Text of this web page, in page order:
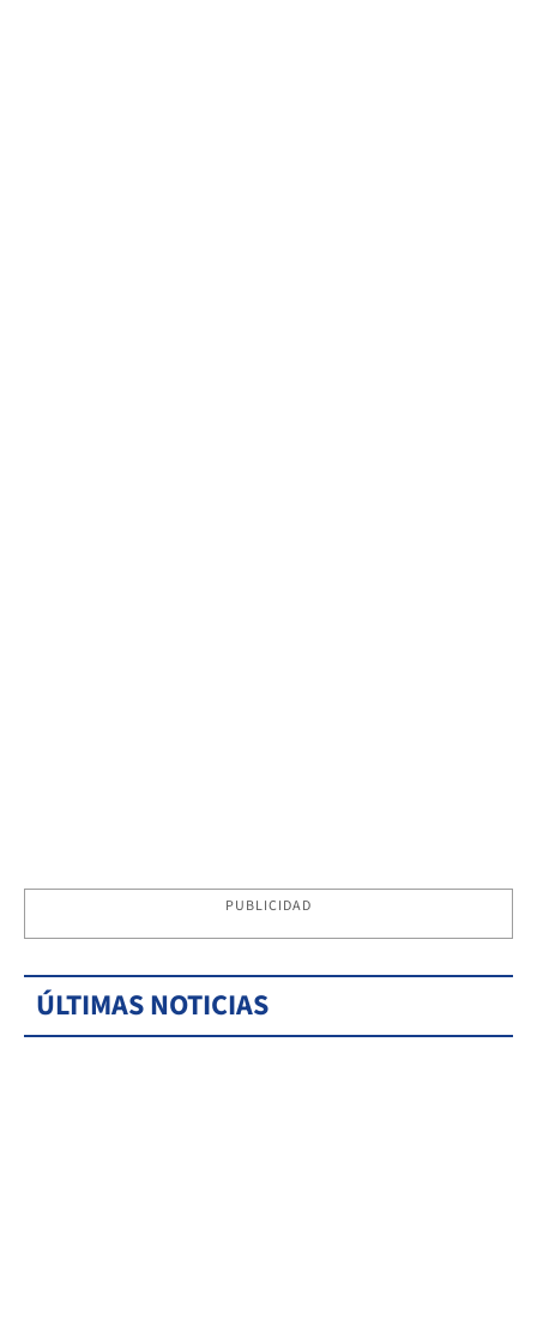
PUBLICIDAD
ÚLTIMAS NOTICIAS